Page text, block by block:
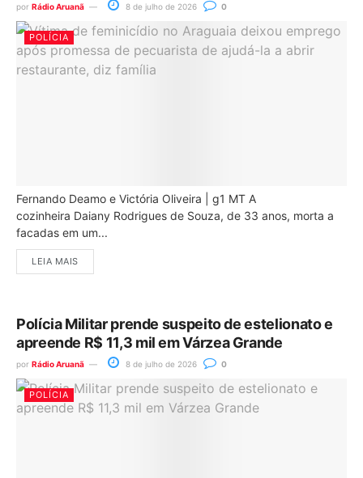
por Rádio Aruanã 8 de julho de 2026 0
POLÍCIA
Fernando Deamo e Victória Oliveira | g1 MT A
cozinheira Daiany Rodrigues de Souza, de 33 anos, morta a
facadas em um...
LEIA MAIS
Polícia Militar prende suspeito de estelionato e
apreende R$ 11,3 mil em Várzea Grande
por Rádio Aruanã 8 de julho de 2026 0
POLÍCIA